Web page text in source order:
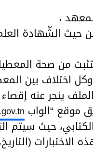
حيث الشّهادة
من صحة
اختلاف بين
ينجر عنه إقصاء
موقع “الواب
الكتابي، حيث